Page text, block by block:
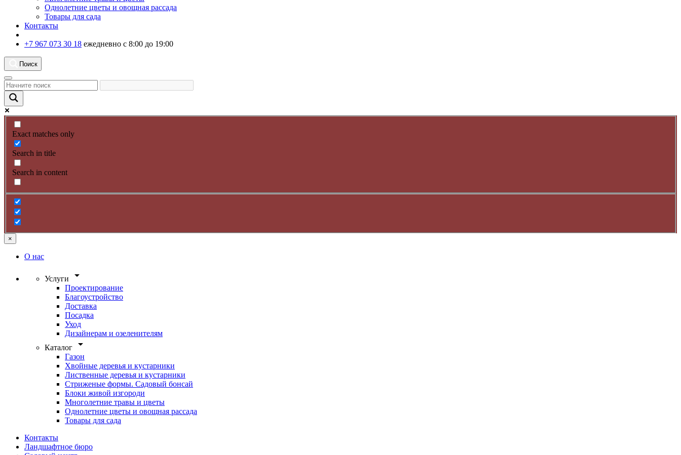
Однолетние цветы и овощная рассада
Товары для сада
Контакты
+7 967 073 30 18 ежедневно с 8:00 до 19:00
Поиск
Exact matches only
Search in title
Search in content
×
О нас
Услуги arrow_drop_down
Проектирование
Благоустройство
Доставка
Посадка
Уход
Дизайнерам и озеленителям
Каталог
arrow_drop_down
Газон
Хвойные деревья и кустарники
Лиственные деревья и кустарники
Стриженые формы. Садовый бонсай
Блоки живой изгороди
Многолетние травы и цветы
Однолетние цветы и овощная рассада
Товары для сада
Контакты
Ландшафтное бюро